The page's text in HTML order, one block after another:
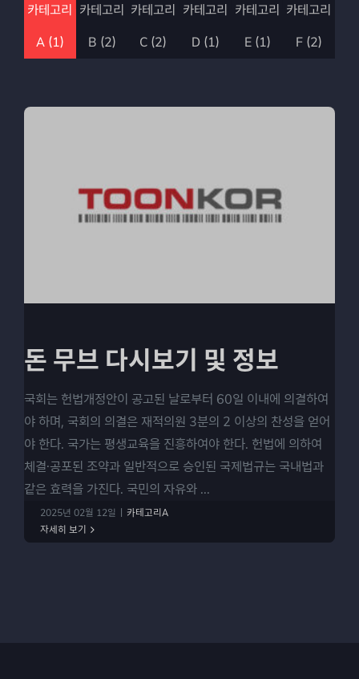
카테고리
A (1)
카테고리
B (2)
카테고리
C (2)
카테고리
D (1)
카테고리
E (1)
카테고리
F (2)
돈 무브 다시보기 및 정보
국회는 헌법개정안이 공고된 날로부터 60일 이내에 의결하여
야 하며, 국회의 의결은 재적의원 3분의 2 이상의 찬성을 얻어
야 한다. 국가는 평생교육을 진흥하여야 한다. 헌법에 의하여
체결·공포된 조약과 일반적으로 승인된 국제법규는 국내법과
같은 효력을 가진다. 국민의 자유와 ...
2025년 02월 12일
카테고리A
자세히 보기